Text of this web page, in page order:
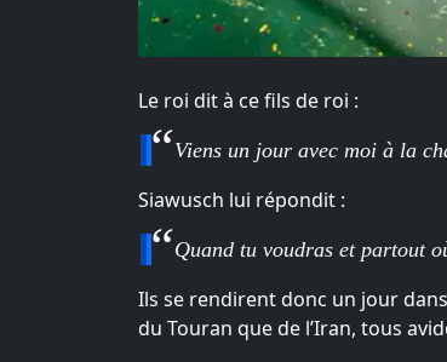
Le roi dit à ce fils de roi :
Viens un jour avec moi à la
Siawusch lui répondit :
Quand tu voudras et partout
Ils se rendirent donc un jour
du Touran que de l’Iran, tous